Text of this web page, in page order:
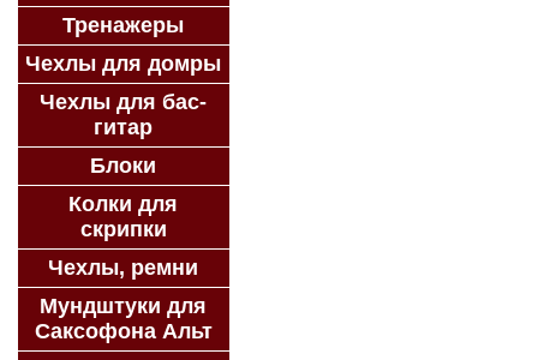
Тренажеры
Чехлы для домры
Чехлы для бас-
гитар
Блоки
Колки для
скрипки
Чехлы, ремни
Мундштуки для
Саксофона Альт